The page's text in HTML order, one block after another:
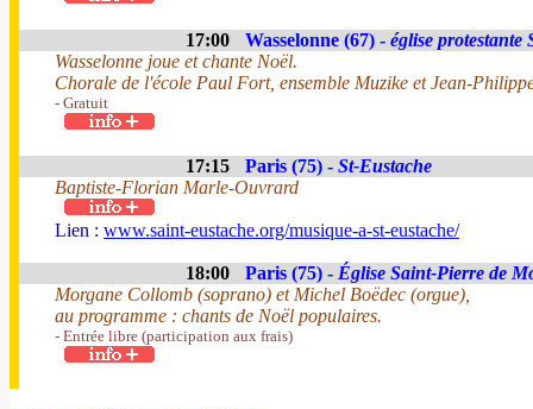
17:00 Wasselonne (67) - église protestante
Wasselonne joue et chante Noël.
Chorale de l'école Paul Fort, ensemble Muzike et Jean-
- Gratuit
17:15 Paris (75) - St-Eustache
Baptiste-Florian Marle-Ouvrard
Lien : www.saint-eustache.org/musique-a-st-eustache/
18:00 Paris (75) - Église Saint-Pierre de
Morgane Collomb (soprano) et Michel Boëdec (orgue),
au programme : chants de Noël populaires.
- Entrée libre (participation aux frais)